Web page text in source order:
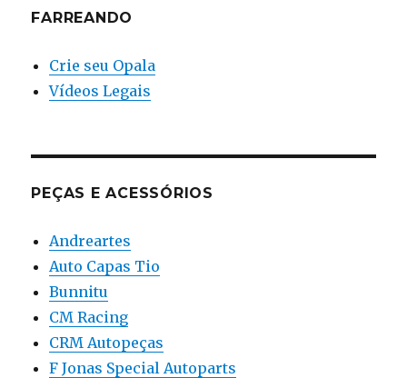
FARREANDO
Crie seu Opala
Vídeos Legais
PEÇAS E ACESSÓRIOS
Andreartes
Auto Capas Tio
Bunnitu
CM Racing
CRM Autopeças
F Jonas Special Autoparts